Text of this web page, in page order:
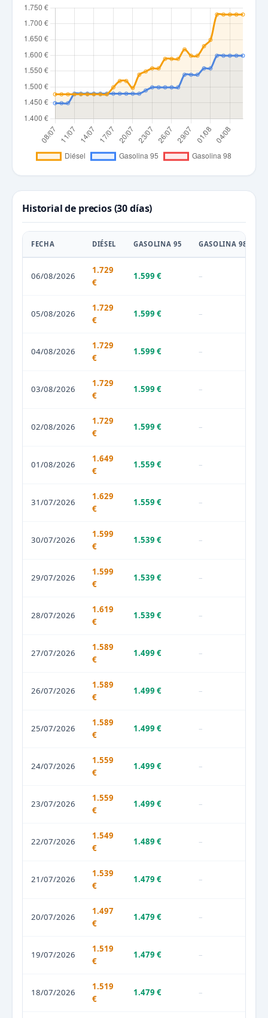
Historial de precios (30 días)
FECHA DIÉSEL GASOLINA 95 GASOLINA 98
06/08/2026
1.729
€
1.599 € –
05/08/2026
1.729
€
1.599 € –
04/08/2026
1.729
€
1.599 € –
03/08/2026
1.729
€
1.599 € –
02/08/2026
1.729
€
1.599 € –
01/08/2026
1.649
€
1.559 € –
31/07/2026
1.629
€
1.559 € –
30/07/2026
1.599
€
1.539 € –
29/07/2026
1.599
€
1.539 € –
28/07/2026
1.619
€
1.539 € –
27/07/2026
1.589
€
1.499 € –
26/07/2026
1.589
€
1.499 € –
25/07/2026
1.589
€
1.499 € –
24/07/2026
1.559
€
1.499 € –
23/07/2026
1.559
€
1.499 € –
22/07/2026
1.549
€
1.489 € –
21/07/2026
1.539
€
1.479 € –
20/07/2026
1.497
€
1.479 € –
19/07/2026
1.519
€
1.479 € –
18/07/2026
1.519
€
1.479 € –